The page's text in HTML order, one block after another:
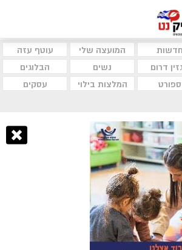
חדשות המועצה שלי
עוטף עזה
דרום נשים
הבלוגים
ספורט המלצות בילוי
עסקים